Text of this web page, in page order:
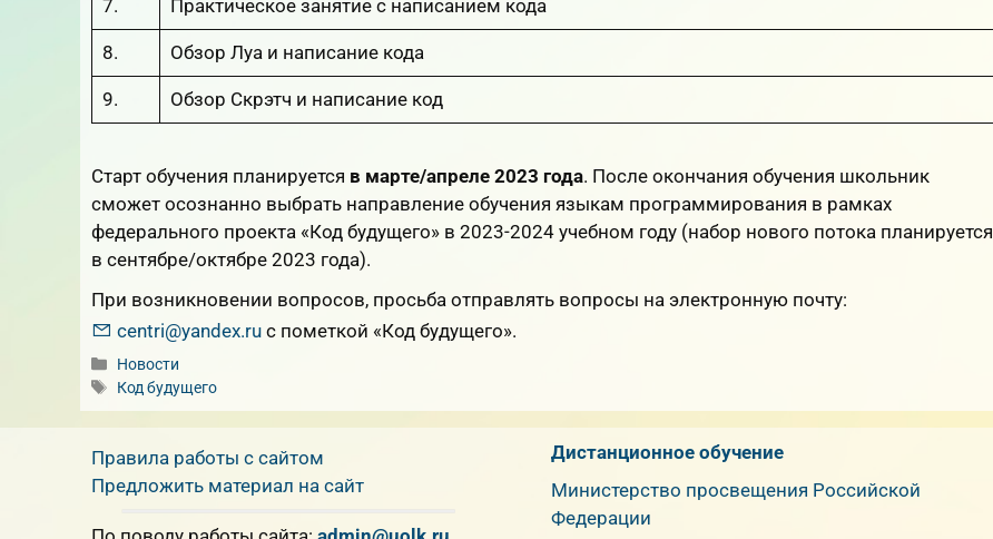
7. Практическое занятие с написанием кода
8. Обзор Луа и написание кода
9. Обзор Скрэтч и написание код
Старт обучения планируется в марте/апреле 2023 года. После окончания обучения школьник
сможет осознанно выбрать направление обучения языкам программирования в рамках
федерального проекта «Код будущего» в 2023-2024 учебном году (набор нового потока планируется
в сентябре/октябре 2023 года).
При возникновении вопросов, просьба отправлять вопросы на электронную почту:
centri@yandex.ruс пометкой «Код будущего».
Рубрики
Новости
Метки
Код будущего
Правила работы с сайтом
Предложить материал на сайт
Дистанционное обучение
Министерство просвещения Российской
Федерации